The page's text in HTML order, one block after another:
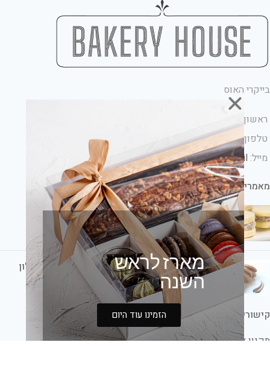
בייקרי האוס
ראשון-לציון ישראל
טלפון: 054-6933115
מייל: info@bakeryhouse.co.il
מאמרים אחרונים
קינוחים לאירועים: הטרנדים החמים
1 Comment
קינוחים לשבת חתן: הכי טעים ומתוק אצלכם בסלון
קישורים
תקנון אתר
מארז לראש
השנה
הזמינו עוד היום